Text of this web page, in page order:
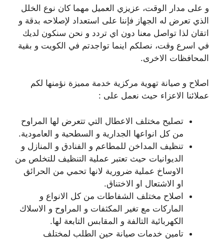
و على مدار الوقت، عزيزي العميل مهما كان نوع الخلل
الذي تعرض له الجهاز فإننا على استعداد لإصلاحه بدقة و
اتقان لذا تواصل معنا دون اي تردد و نحن سنكون لديك
في اسرع وقت، نصلكم اينما تواجدتم في الكويت و بقية
المحافظات الاخرى.
اصلاح و صيانة تهوية مركزية خدمة مميزة نؤمنها لكم
عملائنا الاعزاء حيث نعمل على :
تصليح مختلف الاعطال التي تتعرض لها المراوح
من كل انواعها الجدارية و السطحية و العامودية.
تنظيف المداخن للمطاعم و الفنادق و المنازل و
الديوانيات حيث تعتبر عملية التنظيف للتخلص من
الاوساخ عملية ضرورية لانها تحمي من الحرائق
او الاشتعال او الاختناق.
اصلاح مختلف الشفاطات من كل الانواع و
الماركات مع تغير المكثفات و المراوح و الاسلاك
الكهربائية التالفة و المقابس التابعة لها.
تامين خدمات صيانة حين الطلب لمختلف